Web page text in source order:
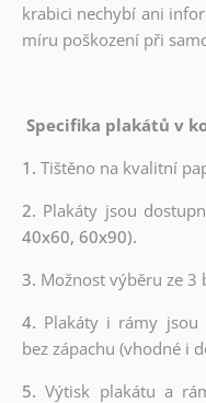
krabici nechybí ani
míru poškození při
Specifika plakátů v
1. Tištěno na kvalitní
2. Plakáty jsou
40x60, 60x90).
3. Možnost výběru ze 3
4. Plakáty i rámy jsou
bez zápachu (vhodné i
5.Výtisk plakátu a